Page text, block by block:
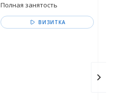
Полная занятость
ВИЗИТКА